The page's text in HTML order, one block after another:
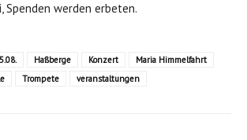
werden erbeten.
Haßberge Konzert
Maria Himmelfahrt
Trompete veranstaltungen